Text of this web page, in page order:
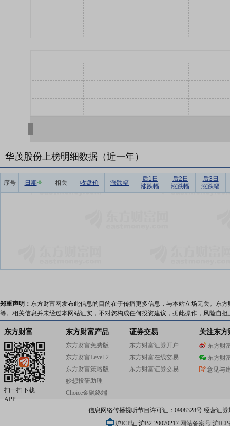
华茂股份上榜明细数据（近一年）
序号 日期 相关 收盘价 涨跌幅
后1日
涨跌幅
后2日
涨跌幅
后3日
涨跌幅
郑重声明： 东方财富网发布此信息的目的在于传播更多信息，与本站立场无关。东
等。相关信息并未经过本网站证实，不对您构成任何投资建议，据此操作，风险自担